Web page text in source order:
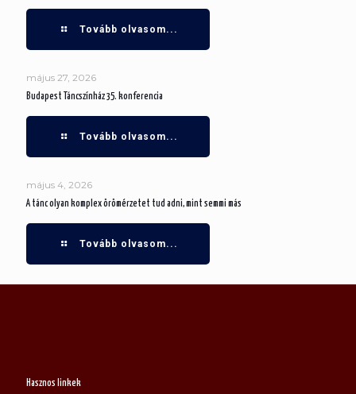
Tovább olvasom...
május 27, 2026
Budapest Táncszínház 35. konferencia
Tovább olvasom...
május 4, 2026
A tánc olyan komplex örömérzetet tud adni, mint semmi más
Tovább olvasom...
Hasznos linkek